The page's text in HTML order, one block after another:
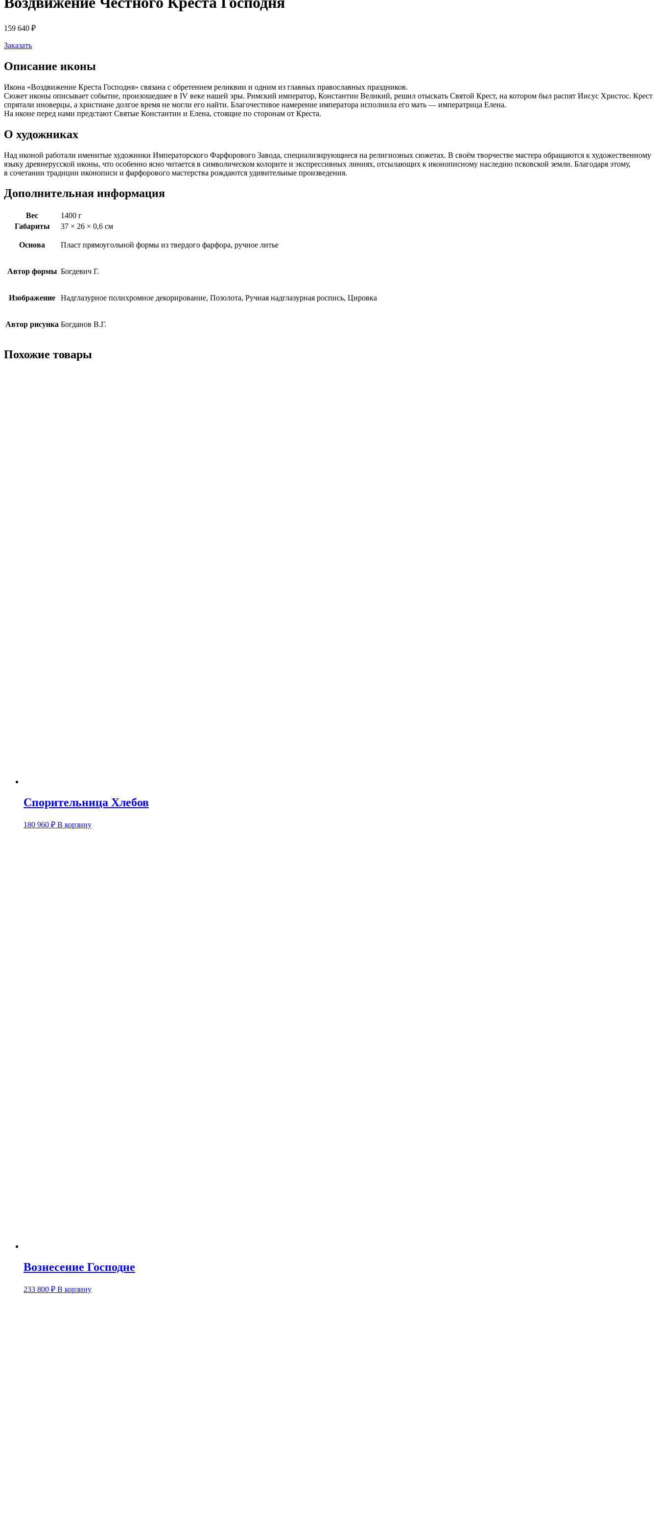
159 640 ₽
Заказать
Описание иконы
Икона «Воздвижение Креста Господня» связана с обретением реликвии и одним из главных православных праздников.
Сюжет иконы описывает событие, произошедшее в IV веке нашей эры. Римский император, Константин Великий, решил отыскать Святой Крест, на котором был распят Иисус Христос. Крест
спрятали иноверцы, а христиане долгое время не могли его найти. Благочестивое намерение императора исполнила его мать — императрица Елена.
На иконе перед нами предстают Святые Константин и Елена, стоящие по сторонам от Креста.
О художниках
Над иконой работали именитые художники Императорского Фарфорового Завода, специализирующиеся на религиозных сюжетах. В своём творчестве мастера обращаются к художественному
языку древнерусской иконы, что особенно ясно читается в символическом колорите и экспрессивных линиях, отсылающих к иконописному наследию псковской земли. Благодаря этому,
в сочетании традиции иконописи и фарфорового мастерства рождаются удивительные произведения.
Дополнительная информация
Вес
1400 г
Габариты
37 × 26 × 0,6 см
Основа Пласт прямоугольной формы из твердого фарфора, ручное литье
Автор формы Богдевич Г.
Изображение Надглазурное полихромное декорирование, Позолота, Ручная надглазурная роспись, Цировка
Автор рисунка Богданов В.Г.
Похожие товары
Спорительница Хлебов
180 960 ₽ В корзину
Вознесение Господне
233 800 ₽ В корзину